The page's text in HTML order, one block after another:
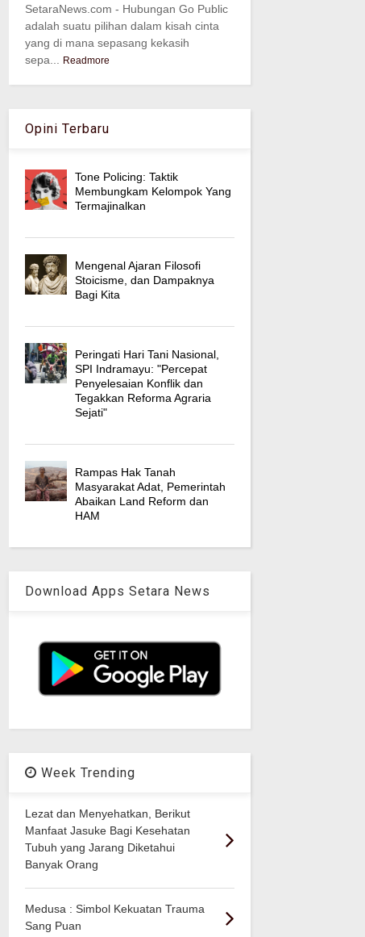
SetaraNews.com - Hubungan Go Public
adalah suatu pilihan dalam kisah cinta
yang di mana sepasang kekasih
sepa...
Readmore
Opini Terbaru
Tone Policing: Taktik
Membungkam Kelompok Yang
Termajinalkan
Mengenal Ajaran Filosofi
Stoicisme, dan Dampaknya
Bagi Kita
Peringati Hari Tani Nasional,
SPI Indramayu: "Percepat
Penyelesaian Konflik dan
Tegakkan Reforma Agraria
Sejati"
Rampas Hak Tanah
Masyarakat Adat, Pemerintah
Abaikan Land Reform dan
HAM
Download Apps Setara News
Week Trending
Lezat dan Menyehatkan, Berikut
Manfaat Jasuke Bagi Kesehatan
Tubuh yang Jarang Diketahui
Banyak Orang
Medusa : Simbol Kekuatan Trauma
Sang Puan